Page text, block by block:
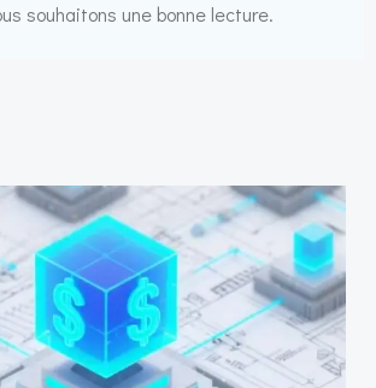
souhaitons une bonne lecture.